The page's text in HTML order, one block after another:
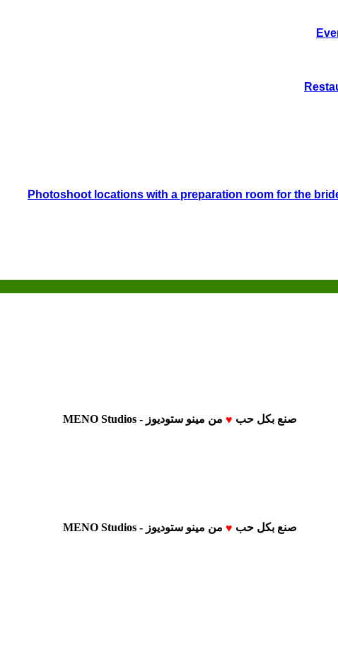
صنع بكل حب ♥ من مينو ستوديوز - MENO Studios
صنع بكل حب ♥ من مينو ستوديوز - MENO Studios